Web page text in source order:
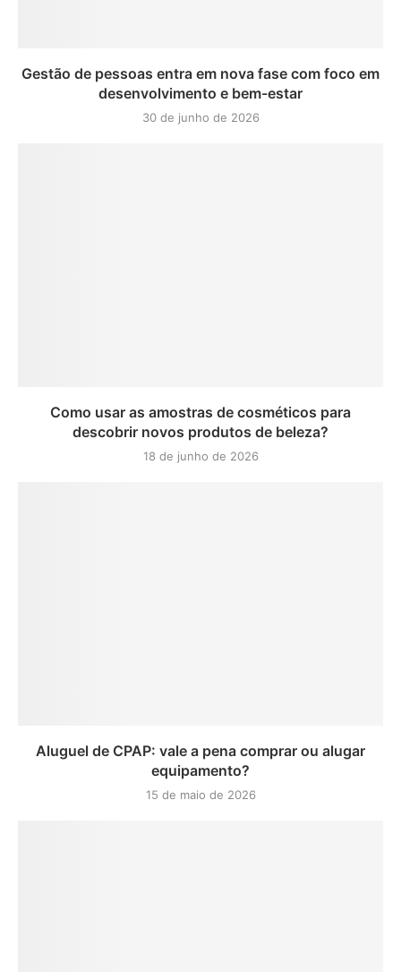
Gestão de pessoas entra em nova fase com foco em
desenvolvimento e bem-estar
30 de junho de 2026
Como usar as amostras de cosméticos para
descobrir novos produtos de beleza?
18 de junho de 2026
Aluguel de CPAP: vale a pena comprar ou alugar
equipamento?
15 de maio de 2026